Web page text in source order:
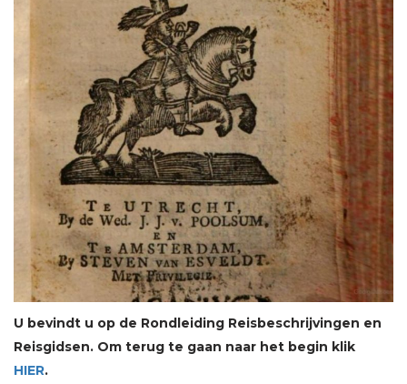
U bevindt u op de Rondleiding Reisbeschrijvingen en
Reisgidsen. Om terug te gaan naar het begin klik
HIER.